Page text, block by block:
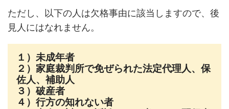
ただし、以下の人は欠格事由に該当しますので、後
見人にはなれません。
１）未成年者
２）家庭裁判所で免ぜられた法定代理人、保
佐人、補助人
３）破産者
４）行方の知れない者